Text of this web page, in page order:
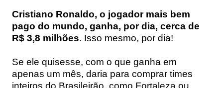
Cristiano Ronaldo, o jogador mais bem
pago do mundo, ganha, por dia, cerca de
R$ 3,8 milhões. Isso mesmo, por dia!
Se ele quisesse, com o que ganha em
apenas um mês, daria para comprar times
inteiros do Brasileirão, como Fortaleza ou